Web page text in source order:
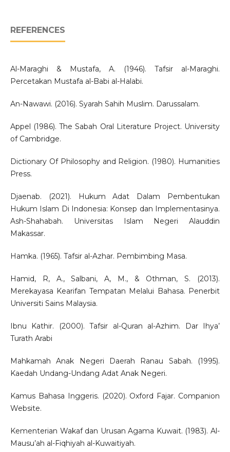
REFERENCES
Al-Maraghi & Mustafa, A. (1946). Tafsir al-Maraghi.
Percetakan Mustafa al-Babi al-Halabi.
An-Nawawi. (2016). Syarah Sahih Muslim. Darussalam.
Appel (1986). The Sabah Oral Literature Project. University
of Cambridge.
Dictionary Of Philosophy and Religion. (1980). Humanities
Press.
Djaenab. (2021). Hukum Adat Dalam Pembentukan
Hukum Islam Di Indonesia: Konsep dan Implementasinya.
Ash-Shahabah. Universitas Islam Negeri Alauddin
Makassar.
Hamka. (1965). Tafsir al-Azhar. Pembimbing Masa.
Hamid, R, A., Salbani, A, M., & Othman, S. (2013).
Merekayasa Kearifan Tempatan Melalui Bahasa. Penerbit
Universiti Sains Malaysia.
Ibnu Kathir. (2000). Tafsir al-Quran al-Azhim. Dar Ihya’
Turath Arabi
Mahkamah Anak Negeri Daerah Ranau Sabah. (1995).
Kaedah Undang-Undang Adat Anak Negeri.
Kamus Bahasa Inggeris. (2020). Oxford Fajar. Companion
Website.
Kementerian Wakaf dan Urusan Agama Kuwait. (1983). Al-
Mausu’ah al-Fiqhiyah al-Kuwaitiyah.